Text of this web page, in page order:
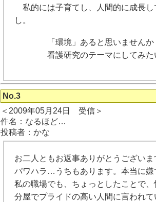
私的には子育てし、人間的に成長し
し。
「環境」あると思いませんか？
看護研究のテーマにしてみたい
No.3
＜2009年05月24日 受信＞
件名：なるほど…
投稿者：かな
お二人ともお返事ありがとうございま
パワハラ…うちもあります。本当に
私の職場でも、ちょっとしたことで
分屋でプライドの高い人間に言われて